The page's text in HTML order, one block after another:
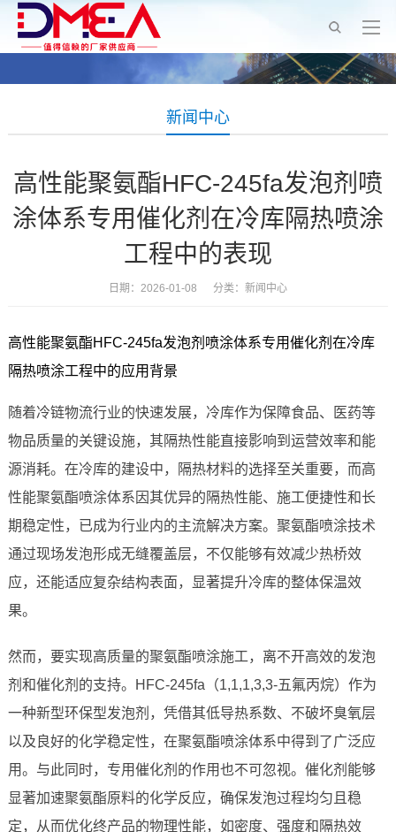
新闻中心
高性能聚氨酯HFC-245fa发泡剂喷
涂体系专用催化剂在冷库隔热喷涂
工程中的表现
日期：2026-01-08 分类： 新闻中心
高性能聚氨酯HFC-245fa发泡剂喷涂体系专用催化剂在冷库
隔热喷涂工程中的应用背景
随着冷链物流行业的快速发展，冷库作为保障食品、医药等
物品质量的关键设施，其隔热性能直接影响到运营效率和能
源消耗。在冷库的建设中，隔热材料的选择至关重要，而高
性能聚氨酯喷涂体系因其优异的隔热性能、施工便捷性和长
期稳定性，已成为行业内的主流解决方案。聚氨酯喷涂技术
通过现场发泡形成无缝覆盖层，不仅能够有效减少热桥效
应，还能适应复杂结构表面，显著提升冷库的整体保温效
果。
然而，要实现高质量的聚氨酯喷涂施工，离不开高效的发泡
剂和催化剂的支持。HFC-245fa（1,1,1,3,3-五氟丙烷）作为
一种新型环保型发泡剂，凭借其低导热系数、不破坏臭氧层
以及良好的化学稳定性，在聚氨酯喷涂体系中得到了广泛应
用。与此同时，专用催化剂的作用也不可忽视。催化剂能够
显著加速聚氨酯原料的化学反应，确保发泡过程均匀且稳
定，从而优化终产品的物理性能，如密度、强度和隔热效